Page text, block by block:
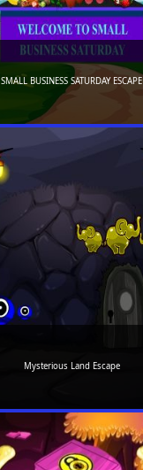
SMALL BUSINESS SATURDAY ESCAPE
Mysterious Land Escape